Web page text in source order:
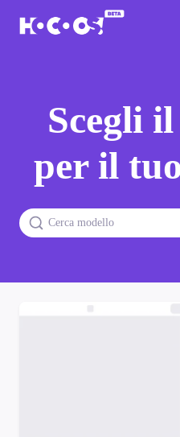
Scegli
per il